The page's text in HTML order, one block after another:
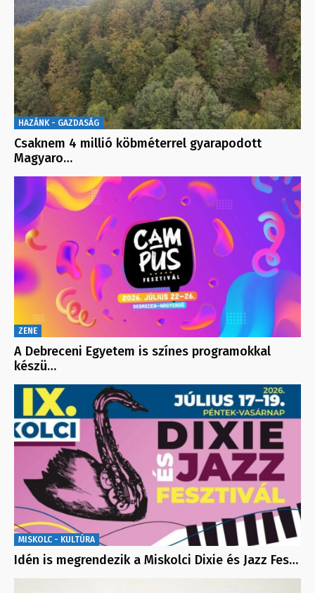
HAZÁNK - GAZDASÁG
Csaknem 4 millió köbméterrel gyarapodott
Magyaro…
ZENE
A Debreceni Egyetem is színes programokkal
készü…
MISKOLC - KULTÚRA
Idén is megrendezik a Miskolci Dixie és Jazz Fes…